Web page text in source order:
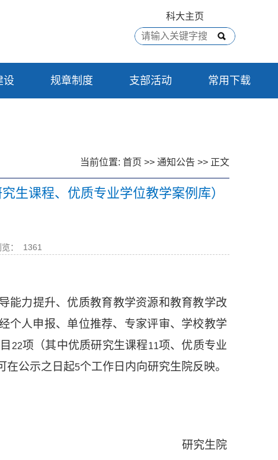
科大主页
设 规章制度 支部活动 常用下载
当前位置: 首页 >> 通知公告 >> 正文
生课程、优质专业学位教学案例库）
： 1361
能力提升、优质教育教学资源和教育教学改
个人申报、单位推荐、专家评审、学校教学
22项（其中优质研究生课程11项、优质专业
在公示之日起5个工作日内向研究生院反映。
研究生院